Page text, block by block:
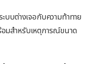
บบต่างเจอกับความท้าทาย
มสำหรับเหตุการณ์ขนาด